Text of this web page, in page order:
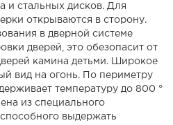
и стальных дисков. Для
открываются в сторону.
в дверной системе
дверей, это обезопасит от
камина детьми. Широкое
вид на огонь. По периметру
температуру до 800 °
из специального
выдержать